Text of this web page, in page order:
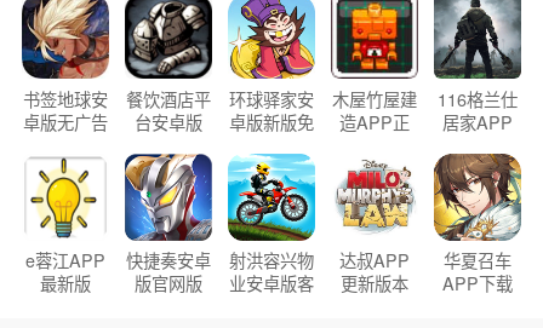
书签地球安
卓版无广告
餐饮酒店平
台安卓版
环球驿家安
卓版新版免
木屋竹屋建
造APP正
116格兰仕
居家APP
e蓉江APP
最新版
快捷奏安卓
版官网版
射洪容兴物
业安卓版客
达叔APP
更新版本
华夏召车
APP下载